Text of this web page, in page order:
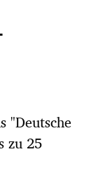
"Deutsche
zu 25